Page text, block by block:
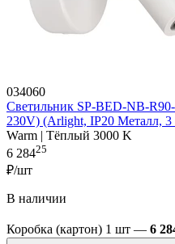
034060
Светильник SP-BED-NB-
230V) (Arlight, IP20 Металл, 3
Warm | Тёплый 3000 K
6 28425
₽/шт
В наличии
Коробка (картон) 1 шт — 6